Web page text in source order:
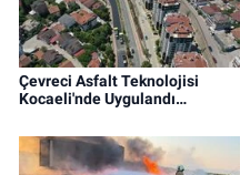
Çevreci Asfalt Teknolojisi
Kocaeli'nde Uygulandı…